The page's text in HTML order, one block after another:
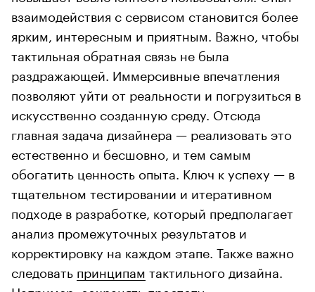
взаимодействия с сервисом становится более
ярким, интересным и приятным. Важно, чтобы
тактильная обратная связь не была
раздражающей. Иммерсивные впечатления
позволяют уйти от реальности и погрузиться в
искусственно созданную среду. Отсюда
главная задача дизайнера — реализовать это
естественно и бесшовно, и тем самым
обогатить ценность опыта. Ключ к успеху — в
тщательном тестировании и итеративном
подходе в разработке, который предполагает
анализ промежуточных результатов и
корректировку на каждом этапе. Также важно
следовать принципам тактильного дизайна.